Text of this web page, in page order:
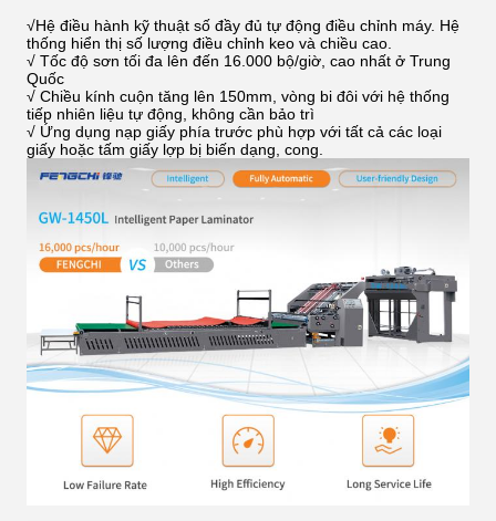
√Hệ điều hành kỹ thuật số đầy đủ tự động điều chỉnh máy. Hệ
thống hiển thị số lượng điều chỉnh keo và chiều cao.
√ Tốc độ sơn tối đa lên đến 16.000 bộ/giờ, cao nhất ở Trung
Quốc
√ Chiều kính cuộn tăng lên 150mm, vòng bi đôi với hệ thống
tiếp nhiên liệu tự động, không cần bảo trì
√ Ứng dụng nạp giấy phía trước phù hợp với tất cả các loại
giấy hoặc tấm giấy lợp bị biến dạng, cong.